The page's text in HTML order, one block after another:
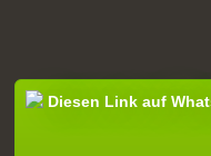
Diesen Link auf